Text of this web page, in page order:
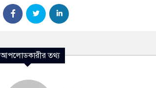
আপলোডকারীর তথ্য